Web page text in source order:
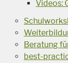
Videos:
Beratung
best-